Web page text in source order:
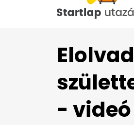
- videó